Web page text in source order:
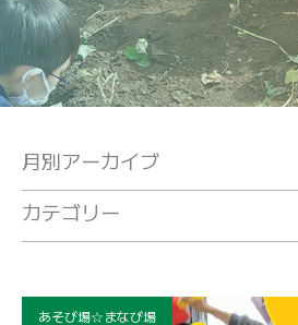
月別アーカイブ
カテゴリー
あそび場☆まなび場